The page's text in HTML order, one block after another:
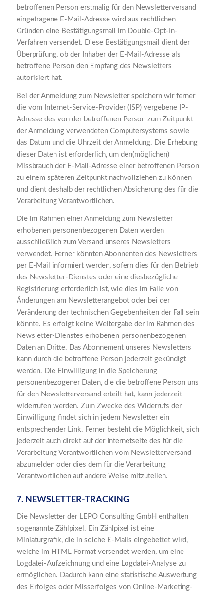
betroffenen Person erstmalig für den Newsletterversand
eingetragene E-Mail-Adresse wird aus rechtlichen
Gründen eine Bestätigungsmail im Double-Opt-In-
Verfahren versendet. Diese Bestätigungsmail dient der
Überprüfung, ob der Inhaber der E-Mail-Adresse als
betroffene Person den Empfang des Newsletters
autorisiert hat.
Bei der Anmeldung zum Newsletter speichern wir ferner
die vom Internet-Service-Provider (ISP) vergebene IP-
Adresse des von der betroffenen Person zum Zeitpunkt
der Anmeldung verwendeten Computersystems sowie
das Datum und die Uhrzeit der Anmeldung. Die Erhebung
dieser Daten ist erforderlich, um den(möglichen)
Missbrauch der E-Mail-Adresse einer betroffenen Person
zu einem späteren Zeitpunkt nachvollziehen zu können
und dient deshalb der rechtlichen Absicherung des für die
Verarbeitung Verantwortlichen.
Die im Rahmen einer Anmeldung zum Newsletter
erhobenen personenbezogenen Daten werden
ausschließlich zum Versand unseres Newsletters
verwendet. Ferner könnten Abonnenten des Newsletters
per E-Mail informiert werden, sofern dies für den Betrieb
des Newsletter-Dienstes oder eine diesbezügliche
Registrierung erforderlich ist, wie dies im Falle von
Änderungen am Newsletterangebot oder bei der
Veränderung der technischen Gegebenheiten der Fall sein
könnte. Es erfolgt keine Weitergabe der im Rahmen des
Newsletter-Dienstes erhobenen personenbezogenen
Daten an Dritte. Das Abonnement unseres Newsletters
kann durch die betroffene Person jederzeit gekündigt
werden. Die Einwilligung in die Speicherung
personenbezogener Daten, die die betroffene Person uns
für den Newsletterversand erteilt hat, kann jederzeit
widerrufen werden. Zum Zwecke des Widerrufs der
Einwilligung findet sich in jedem Newsletter ein
entsprechender Link. Ferner besteht die Möglichkeit, sich
jederzeit auch direkt auf der Internetseite des für die
Verarbeitung Verantwortlichen vom Newsletterversand
abzumelden oder dies dem für die Verarbeitung
Verantwortlichen auf andere Weise mitzuteilen.
7. NEWSLETTER-TRACKING
Die Newsletter der LEPO Consulting GmbH enthalten
sogenannte Zählpixel. Ein Zählpixel ist eine
Miniaturgrafik, die in solche E-Mails eingebettet wird,
welche im HTML-Format versendet werden, um eine
Logdatei-Aufzeichnung und eine Logdatei-Analyse zu
ermöglichen. Dadurch kann eine statistische Auswertung
des Erfolges oder Misserfolges von Online-Marketing-